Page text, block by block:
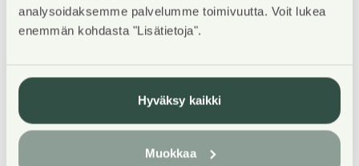
analysoidaksemme palvelumme toimivuutta. Voit lukea
enemmän kohdasta "Lisätietoja".
Hyväksy kaikki
Muokkaa
Kohteen esittely
Omassa rauhassa pientaloalueella viiden asunnon